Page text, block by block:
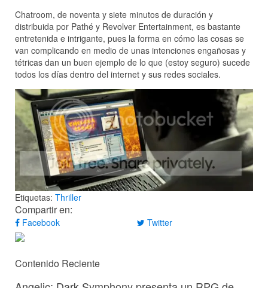
Chatroom, de noventa y siete minutos de duración y
distribuida por Pathé y Revolver Entertainment, es bastante
entretenida e intrigante, pues la forma en cómo las cosas se
van complicando en medio de unas intenciones engañosas y
tétricas dan un buen ejemplo de lo que (estoy seguro) sucede
todos los días dentro del internet y sus redes sociales.
Etiquetas: Thriller
Compartir en:
Facebook Twitter
Contenido Reciente